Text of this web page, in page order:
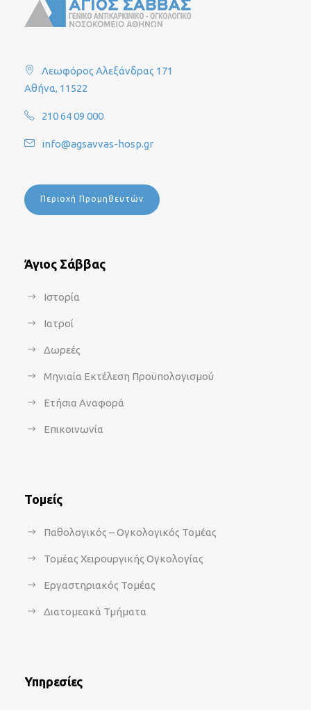
Λεωφόρος Αλεξάνδρας 171
Αθήνα, 11522
210 64 09 000
info@agsavvas-hosp.gr
Περιοχή Προμηθευτών
Άγιος Σάββας
Ιστορία
Ιατροί
Δωρεές
Μηνιαία Εκτέλεση Προϋπολογισμού
Ετήσια Αναφορά
Επικοινωνία
Τομείς
Παθολογικός – Ογκολογικός Τομέας
Τομέας Χειρουργικής Ογκολογίας
Εργαστηριακός Τομέας
Διατομεακά Τμήματα
Υπηρεσίες